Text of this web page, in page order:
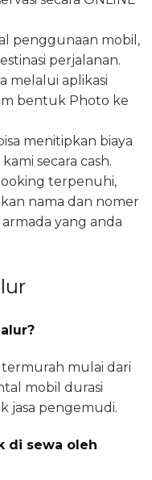
penggunaan mobil,
perjalanan.
melalui aplikasi
bentuk Photo ke
menitipkan biaya
secara cash.
terpenuhi,
nama dan nomer
yang anda
mulai dari
mobil durasi
jasa pengemudi.
di sewa oleh